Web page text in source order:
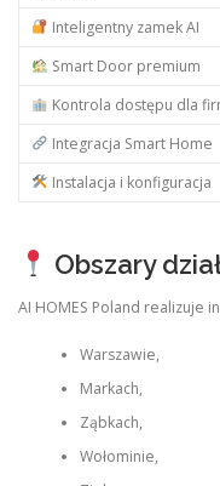
Inteligentny zamek AI
Smart Door premium
Kontrola dostępu dla
Integracja Smart Home
Instalacja i konfiguracja
Obszary
AI HOMES Poland realizuje
Warszawie,
Markach,
Ząbkach,
Wołominie,